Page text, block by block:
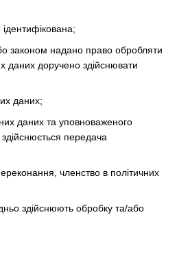
законом надано право обробляти
даних доручено здійснювати
даних;
даних та уповноваженого
передача
членство в політичних
здійснюють обробку та/або